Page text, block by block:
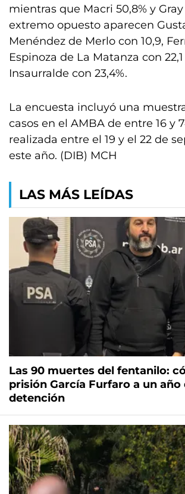
mientras que Macri 50,8% y Gray
extremo opuesto aparecen
Menéndez de Merlo con 10,9,
Espinoza de La Matanza con
Insaurralde con 23,4%.
La encuesta incluyó una
casos en el AMBA de entre 16 y
realizada entre el 19 y el 22 de
este año. (DIB) MCH
LAS MÁS LEÍDAS
Las 90 muertes del fentanilo:
prisión García Furfaro a un año
detención